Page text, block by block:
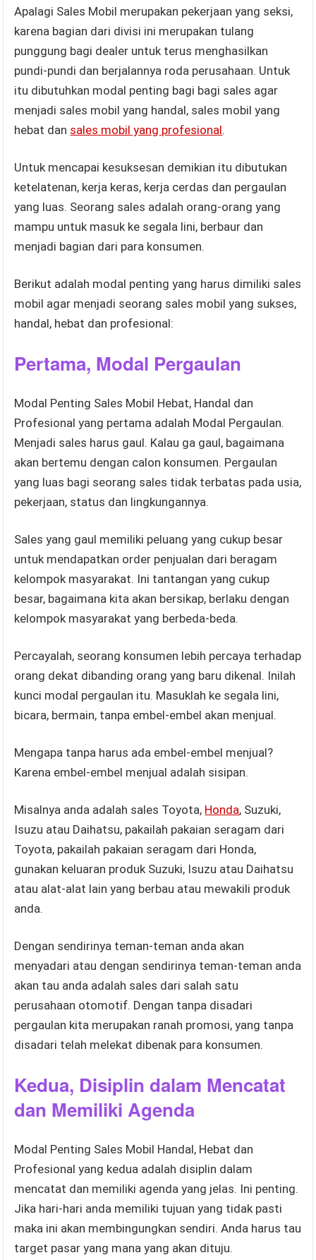
Apalagi Sales Mobil merupakan pekerjaan yang seksi,
karena bagian dari divisi ini merupakan tulang
punggung bagi dealer untuk terus menghasilkan
pundi-pundi dan berjalannya roda perusahaan. Untuk
itu dibutuhkan modal penting bagi bagi sales agar
menjadi sales mobil yang handal, sales mobil yang
hebat dan sales mobil yang profesional.
Untuk mencapai kesuksesan demikian itu dibutukan
ketelatenan, kerja keras, kerja cerdas dan pergaulan
yang luas. Seorang sales adalah orang-orang yang
mampu untuk masuk ke segala lini, berbaur dan
menjadi bagian dari para konsumen.
Berikut adalah modal penting yang harus dimiliki sales
mobil agar menjadi seorang sales mobil yang sukses,
handal, hebat dan profesional:
Pertama, Modal Pergaulan
Modal Penting Sales Mobil Hebat, Handal dan
Profesional yang pertama adalah Modal Pergaulan.
Menjadi sales harus gaul. Kalau ga gaul, bagaimana
akan bertemu dengan calon konsumen. Pergaulan
yang luas bagi seorang sales tidak terbatas pada usia,
pekerjaan, status dan lingkungannya.
Sales yang gaul memiliki peluang yang cukup besar
untuk mendapatkan order penjualan dari beragam
kelompok masyarakat. Ini tantangan yang cukup
besar, bagaimana kita akan bersikap, berlaku dengan
kelompok masyarakat yang berbeda-beda.
Percayalah, seorang konsumen lebih percaya terhadap
orang dekat dibanding orang yang baru dikenal. Inilah
kunci modal pergaulan itu. Masuklah ke segala lini,
bicara, bermain, tanpa embel-embel akan menjual.
Mengapa tanpa harus ada embel-embel menjual?
Karena embel-embel menjual adalah sisipan.
Misalnya anda adalah sales Toyota, Honda, Suzuki,
Isuzu atau Daihatsu, pakailah pakaian seragam dari
Toyota, pakailah pakaian seragam dari Honda,
gunakan keluaran produk Suzuki, Isuzu atau Daihatsu
atau alat-alat lain yang berbau atau mewakili produk
anda.
Dengan sendirinya teman-teman anda akan
menyadari atau dengan sendirinya teman-teman anda
akan tau anda adalah sales dari salah satu
perusahaan otomotif. Dengan tanpa disadari
pergaulan kita merupakan ranah promosi, yang tanpa
disadari telah melekat dibenak para konsumen.
Kedua, Disiplin dalam Mencatat
dan Memiliki Agenda
Modal Penting Sales Mobil Handal, Hebat dan
Profesional yang kedua adalah disiplin dalam
mencatat dan memiliki agenda yang jelas. Ini penting.
Jika hari-hari anda memiliki tujuan yang tidak pasti
maka ini akan membingungkan sendiri. Anda harus tau
target pasar yang mana yang akan dituju.